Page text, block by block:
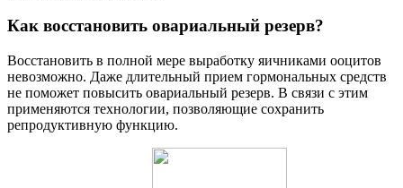
Как восстановить овариальный резерв?
Восстановить в полной мере выработку яичниками ооцитов
невозможно. Даже длительный прием гормональных средств
не поможет повысить овариальный резерв. В связи с этим
применяются технологии, позволяющие сохранить
репродуктивную функцию.